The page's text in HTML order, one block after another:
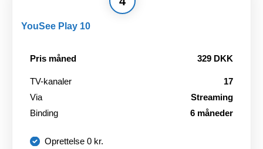
YouSee Play 10
Pris måned 329 DKK
TV-kanaler
17
Via
Streaming
Binding
6 måneder
Oprettelse 0 kr.